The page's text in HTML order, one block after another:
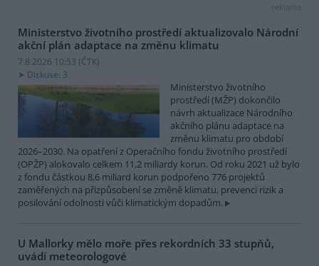
reklama
Ministerstvo životního prostředí aktualizovalo Národní
akční plán adaptace na změnu klimatu
7.8.2026 10:53 (ČTK)
Diskuse: 3
Ministerstvo životního
prostředí (MŽP) dokončilo
návrh aktualizace Národního
akčního plánu adaptace na
změnu klimatu pro období
2026–2030. Na opatření z Operačního fondu životního prostředí
(OPŽP) alokovalo celkem 11,2 miliardy korun. Od roku 2021 už bylo
z fondu částkou 8,6 miliard korun podpořeno 776 projektů
zaměřených na přizpůsobení se změně klimatu, prevenci rizik a
posilování odolnosti vůči klimatickým dopadům.
U Mallorky mělo moře přes rekordních 33 stupňů,
uvádí meteorologové